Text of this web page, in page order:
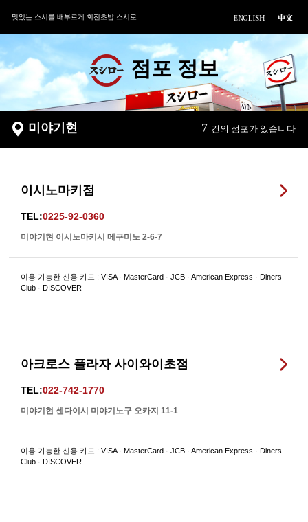
맛있는 스시를 배부르게.회전초밥 스시로
점포 정보
미야기현 7 건의 점포가 있습니다
이시노마키점
TEL:0225-92-0360
미야기현 이시노마키시 메구미노 2-6-7
이용 가능한 신용 카드 : VISA · MasterCard · JCB · American Express · Diners
Club · DISCOVER
아크로스 플라자 사이와이초점
TEL:022-742-1770
미야기현 센다이시 미야기노구 오카지 11-1
이용 가능한 신용 카드 : VISA · MasterCard · JCB · American Express · Diners
Club · DISCOVER